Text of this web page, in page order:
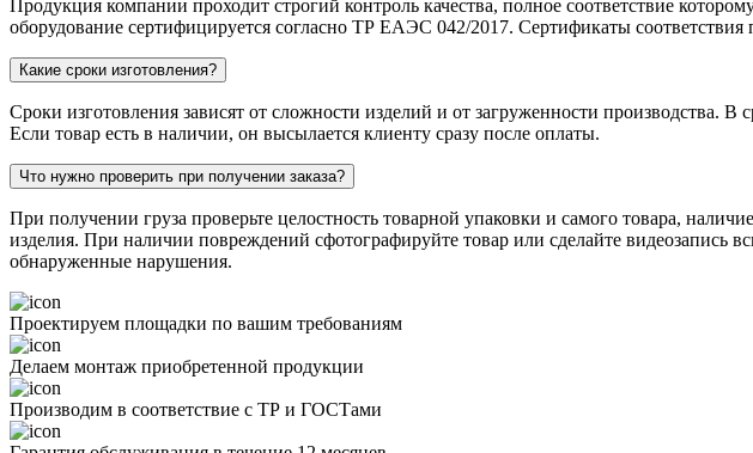
Продукция компании проходит строгий контроль качества, полное соответствие
оборудование сертифицируется согласно ТР ЕАЭС 042/2017. Сертификаты
Какие сроки изготовления?
Сроки изготовления зависят от сложности изделий и от загруженности производства.
Если товар есть в наличии, он высылается клиенту сразу после оплаты.
Что нужно проверить при получении заказа?
При получении груза проверьте целостность товарной упаковки и самого товара,
изделия. При наличии повреждений сфотографируйте товар или сделайте видеозапись
обнаруженные нарушения.
Проектируем площадки по вашим требованиям
Делаем монтаж приобретенной продукции
Производим в соответствие с ТР и ГОСТами